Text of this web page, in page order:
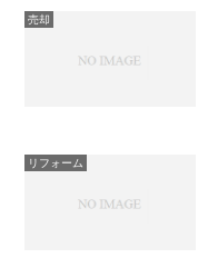
売却
リフォーム